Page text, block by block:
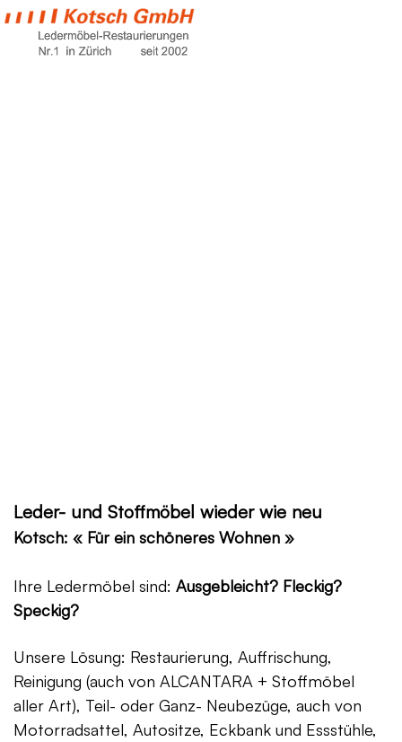
Leder- und Stoffmöbel wieder wie neu
Kotsch: « Für ein schöneres Wohnen »
Ihre Ledermöbel sind: Ausgebleicht? Fleckig?
Speckig?
Unsere Lösung: Restaurierung, Auffrischung,
Reinigung (auch von ALCANTARA + Stoffmöbel
aller Art), Teil- oder Ganz- Neubezüge, auch von
Motorradsattel, Autositze, Eckbank und Essstühle,